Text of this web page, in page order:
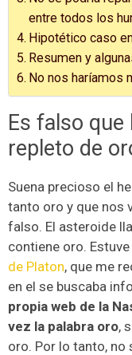
entre todos los
Hipotético caso
Resumen y
No nos haríamos
Es falso que
repleto de
Suena precioso el
tanto oro y que nos
falso. El asteroide
contiene oro.
de Platon, que me
en el se buscaba
propia web de la
vez la palabra oro,
oro. Por lo tanto, no